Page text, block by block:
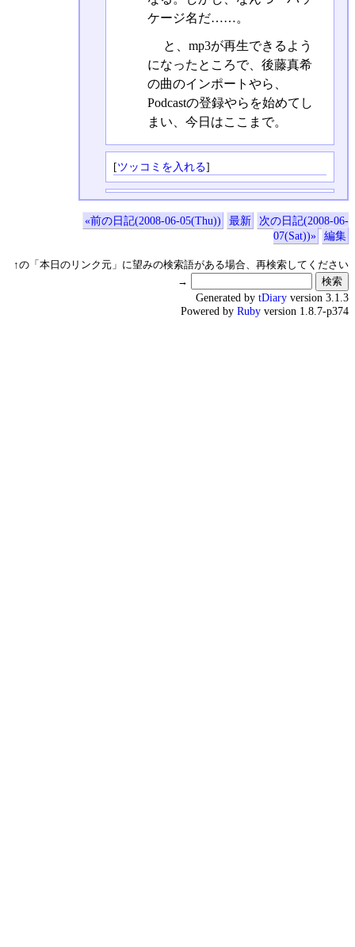
ケージ名だ……。
と、mp3が再生できるよう
になったところで、後藤真希
の曲のインポートやら、
Podcastの登録やらを始めてし
まい、今日はここまで。
[ツッコミを入れる]
«前の日記(2008-06-05(Thu)) 最新
次の日記(2008-06-
07(Sat))»
編集
↑の「本日のリンク元」に望みの検索語がある場合、再検索してください
→
Generated by tDiary version 3.1.3
Powered by Ruby version 1.8.7-p374